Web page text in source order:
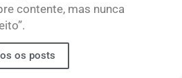
contente, mas nunca
os posts